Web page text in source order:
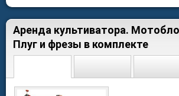
Аренда культиватора.
Плуг и фрезы в комплекте